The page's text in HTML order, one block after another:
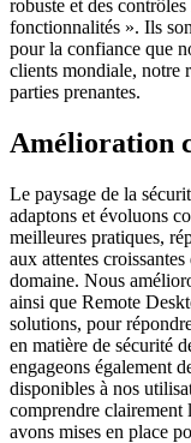
robuste et des
fonctionnalités ». Ils
pour la confiance que
clients mondiale, notre
parties prenantes.
Amélioration
Le paysage de la
adaptons et évoluons
meilleures pratiques,
aux attentes
domaine. Nous
ainsi que Remote
solutions, pour
en matière de sécurité
engageons également
disponibles à nos
comprendre clairement
avons mises en place